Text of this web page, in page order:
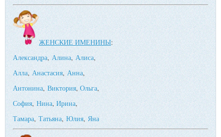
ЖЕНСКИЕ ИМЕНИНЫ:
Александра,Алина,Алиса,
Алла,Анастасия,Анна,
Антонина,Виктория, Ольга,
София,Нина, Ирина,
Тамара,Татьяна,Юлия,Яна